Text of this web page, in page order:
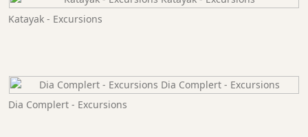
Katayak - Excursions
Dia Complert - Excursions